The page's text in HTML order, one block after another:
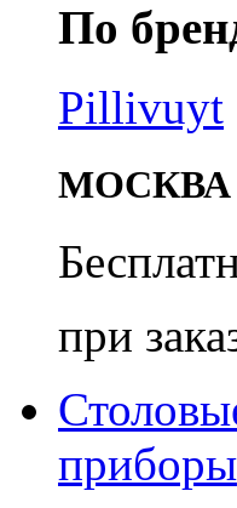
По
Pillivuyt
МОСКВА
при
приборы